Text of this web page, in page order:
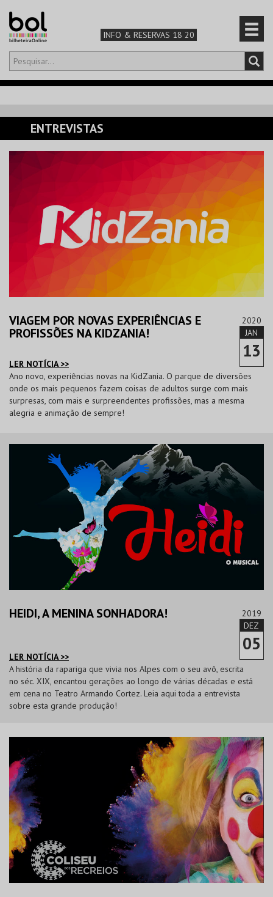
INFO & RESERVAS 18 20
Olá,iniciar sessão
CARRINHO
TEATRO & ARTE
FAMÍLIA
DESPORTO & AVENTURA
ENTREVISTAS
VIAGEM POR NOVAS EXPERIÊNCIAS E
PROFISSÕES NA KIDZANIA!
LER NOTÍCIA >>
2020
JAN
13
Ano novo, experiências novas na KidZania. O parque de diversões
onde os mais pequenos fazem coisas de adultos surge com mais
surpresas, com mais e surpreendentes profissões, mas a mesma
alegria e animação de sempre!
HEIDI, A MENINA SONHADORA!
LER NOTÍCIA >>
2019
DEZ
05
A história da rapariga que vivia nos Alpes com o seu avô, escrita
no séc. XIX, encantou gerações ao longo de várias décadas e está
em cena no Teatro Armando Cortez. Leia aqui toda a entrevista
sobre esta grande produção!